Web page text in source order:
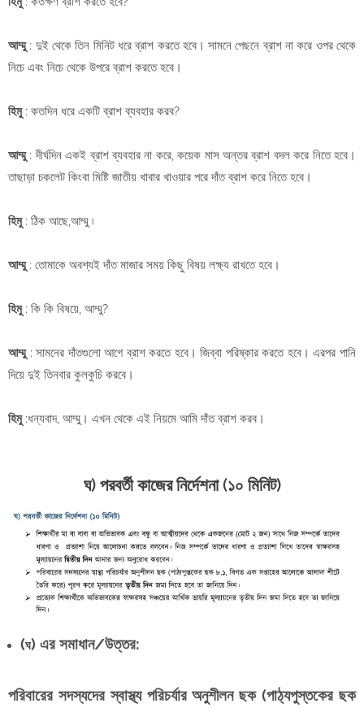
আম্মু : দুই থেকে তিন মিনিট ধরে ব্রাশ করতে হবে। সামনে পেছনে ব্রাশ না করে ওপর থেকে
নিচে এবং নিচে থেকে উপরে ব্রাশ করতে হবে।
হিমু : কতদিন ধরে একটি ব্রাশ ব্যবহার করব?
আম্মু : দীর্ঘদিন একই ব্রাশ ব্যবহার না করে, কয়েক মাস অন্তর ব্রাশ বদল করে নিতে হবে।
তাছাড়া চকলেট কিংবা মিষ্টি জাতীয় খাবার খাওয়ার পরে দাঁত ব্রাশ করে নিতে হবে।
হিমু : ঠিক আছে,আম্মু ৷
আম্মু : তোমাকে অবশ্যই দাঁত মাজার সময় কিছু বিষয় লক্ষ্য রাখতে হবে।
হিমু : কি কি বিষয়ে, আম্মু?
আম্মু : সামনের দাঁতগুলো আগে ব্রাশ করতে হবে। জিব্বা পরিষ্কার করতে হবে। এরপর পানি
দিয়ে দুই তিনবার কুলকুচি করবে।
হিমু :ধন্যবাদ, আম্মু। এখন থেকে এই নিয়মে আমি দাঁত ব্রাশ করব।
ঘ) পরবর্তী কাজের নির্দেশনা (১০ মিনিট)
(ঘ) এর সমাধান/উত্তর:
পরিবারের সদস্যদের স্বাস্থ্য পরিচর্যার অনুশীলন ছক (পাঠ্যপুস্তকের ছক